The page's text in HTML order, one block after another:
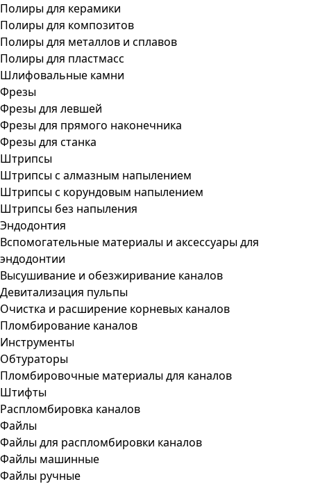
Полиры для керамики
Полиры для композитов
Полиры для металлов и сплавов
Полиры для пластмасс
Шлифовальные камни
Фрезы
Фрезы для левшей
Фрезы для прямого наконечника
Фрезы для станка
Штрипсы
Штрипсы c алмазным напылением
Штрипсы c корундовым напылением
Штрипсы без напыления
Эндодонтия
Вспомогательные материалы и аксессуары для
эндодонтии
Высушивание и обезжиривание каналов
Девитализация пульпы
Очистка и расширение корневых каналов
Пломбирование каналов
Инструменты
Обтураторы
Пломбировочные материалы для каналов
Штифты
Распломбировка каналов
Файлы
Файлы для распломбировки каналов
Файлы машинные
Файлы ручные